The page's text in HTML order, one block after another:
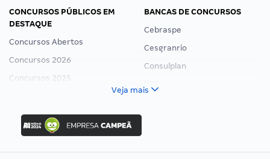
CONCURSOS PÚBLICOS EM
DESTAQUE
Concursos Abertos
Concursos 2026
Concursos 2025
Concurso Nacional Unificado
Concurso Ibama
Concurso MPU
Editais publicados
BANCAS DE CONCURSOS
Cebraspe
Cesgranrio
Consulplan
Veja mais